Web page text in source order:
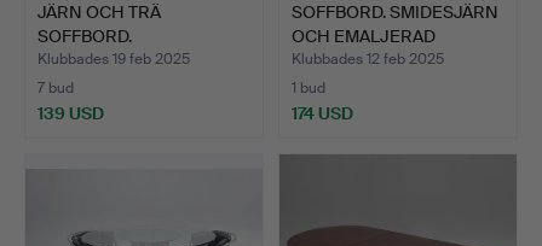
JÄRN OCH TRÄ
SOFFBORD.
Klubbades 19 feb 2025
7 bud
139 USD
SOFFBORD. SMIDESJÄRN
OCH EMALJERAD
KERAMIK…
Klubbades 12 feb 2025
1 bud
174 USD